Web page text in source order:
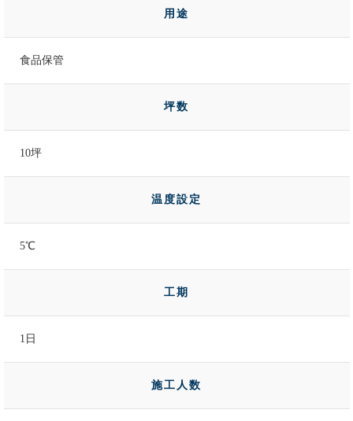
用途
食品保管
坪数
10坪
温度設定
5℃
工期
1日
施工人数